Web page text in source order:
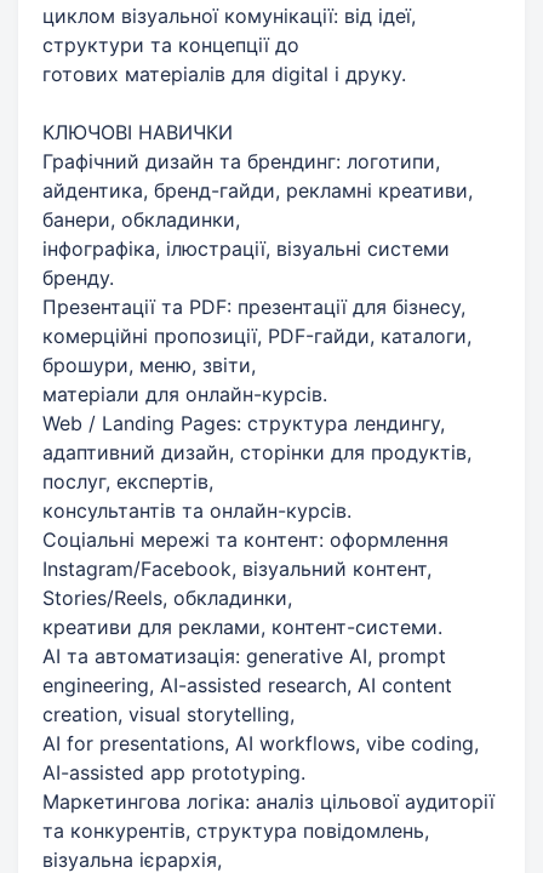
циклом візуальної комунікації: від ідеї,
структури та концепції до
готових матеріалів для digital і друку.
КЛЮЧОВІ НАВИЧКИ
Графічний дизайн та брендинг: логотипи,
айдентика, бренд-гайди, рекламні креативи,
банери, обкладинки,
інфографіка, ілюстрації, візуальні системи
бренду.
Презентації та PDF: презентації для бізнесу,
комерційні пропозиції, PDF-гайди, каталоги,
брошури, меню, звіти,
матеріали для онлайн-курсів.
Web / Landing Pages: структура лендингу,
адаптивний дизайн, сторінки для продуктів,
послуг, експертів,
консультантів та онлайн-курсів.
Соціальні мережі та контент: оформлення
Instagram/Facebook, візуальний контент,
Stories/Reels, обкладинки,
креативи для реклами, контент-системи.
AI та автоматизація: generative AI, prompt
engineering, AI-assisted research, AI content
creation, visual storytelling,
AI for presentations, AI workflows, vibe coding,
AI-assisted app prototyping.
Маркетингова логіка: аналіз цільової аудиторії
та конкурентів, структура повідомлень,
візуальна ієрархія,